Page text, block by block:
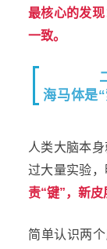
最核心的发
一致。
海马体是
人类大脑本
过大量实验，
责“键”，新皮
简单认识两